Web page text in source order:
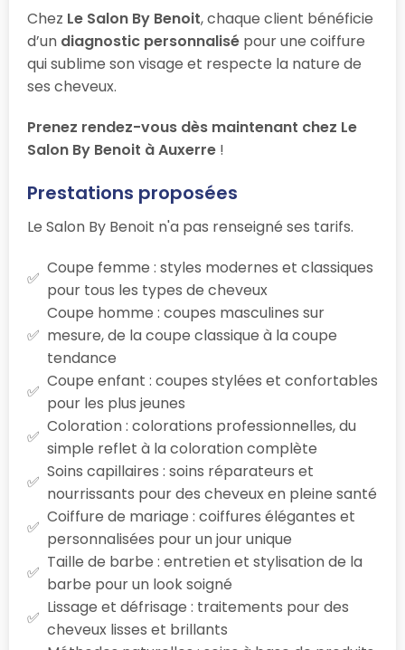
Chez Le Salon By Benoit, chaque client bénéficie
d’un diagnostic personnalisé pour une coiffure
qui sublime son visage et respecte la nature de
ses cheveux.
Prenez rendez-vous dès maintenant chez Le
Salon By Benoit à Auxerre !
Prestations proposées
Le Salon By Benoit n'a pas renseigné ses tarifs.
Coupe femme : styles modernes et classiques
pour tous les types de cheveux
Coupe homme : coupes masculines sur
mesure, de la coupe classique à la coupe
tendance
Coupe enfant : coupes stylées et confortables
pour les plus jeunes
Coloration : colorations professionnelles, du
simple reflet à la coloration complète
Soins capillaires : soins réparateurs et
nourrissants pour des cheveux en pleine santé
Coiffure de mariage : coiffures élégantes et
personnalisées pour un jour unique
Taille de barbe : entretien et stylisation de la
barbe pour un look soigné
Lissage et défrisage : traitements pour des
cheveux lisses et brillants